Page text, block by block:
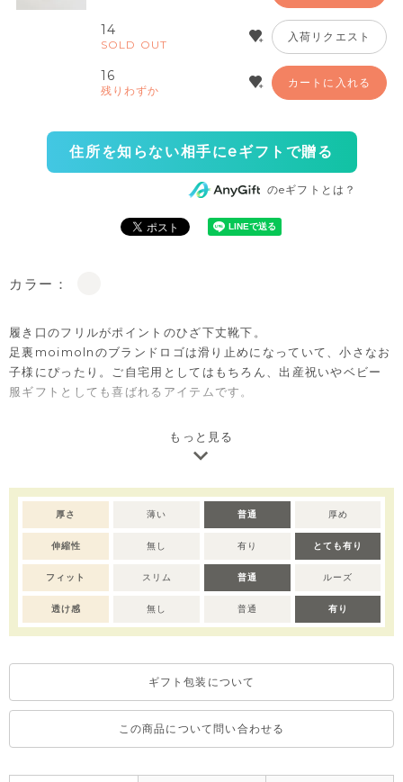
14
SOLD OUT
入荷リクエスト
16
残りわずか
カートに入れる
住所を知らない相手にeギフトで贈る
のeギフトとは？
カラー：
履き口のフリルがポイントのひざ下丈靴下。
足裏moimolnのブランドロゴは滑り止めになっていて、小さなお
子様にぴったり。ご自宅用としてはもちろん、出産祝いやベビー
服ギフトとしても喜ばれるアイテムです。
※撮影･モニター環境等により実際の商品の色味と異なって見える
もっと見る
厚さ 薄い 普通 厚め
伸縮性 無し 有り とても有り
フィット スリム 普通 ルーズ
透け感 無し 普通 有り
ギフト包装について
この商品について問い合わせる